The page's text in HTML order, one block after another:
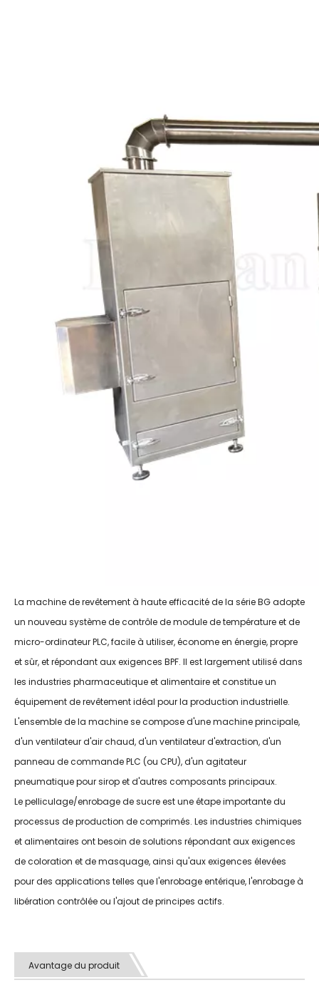
La machine de revêtement à haute efficacité de la série BG adopte
un nouveau système de contrôle de module de température et de
micro-ordinateur PLC, facile à utiliser, économe en énergie, propre
et sûr, et répondant aux exigences BPF. Il est largement utilisé dans
les industries pharmaceutique et alimentaire et constitue un
équipement de revêtement idéal pour la production industrielle.
L'ensemble de la machine se compose d'une machine principale,
d'un ventilateur d'air chaud, d'un ventilateur d'extraction, d'un
panneau de commande PLC (ou CPU), d'un agitateur
pneumatique pour sirop et d'autres composants principaux.
Le pelliculage/enrobage de sucre est une étape importante du
processus de production de comprimés. Les industries chimiques
et alimentaires ont besoin de solutions répondant aux exigences
de coloration et de masquage, ainsi qu'aux exigences élevées
pour des applications telles que l'enrobage entérique, l'enrobage à
libération contrôlée ou l'ajout de principes actifs.
Avantage du produit